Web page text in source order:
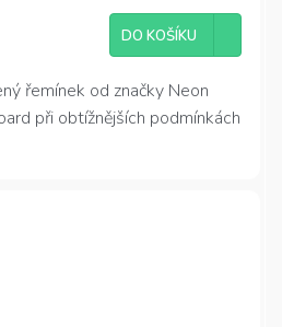
hodnocení
produktu
z
5
DO KOŠÍKU
řemínek od značky Neon
při obtížnějších podmínkách